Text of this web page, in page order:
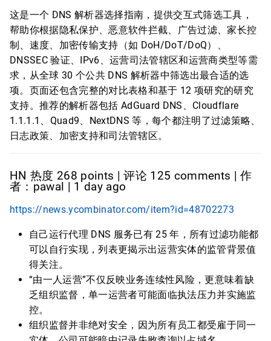
这是一个 DNS 解析器选择指南，提供交互式筛选工具，
帮助你根据隐私保护、恶意软件拦截、广告过滤、家长控
制、速度、加密传输支持（如 DoH/DoT/DoQ）、
DNSSEC 验证、IPv6、运营司法管辖区和运营商类型等需
求，从全球 30 个公共 DNS 解析器中筛选出最合适的选
项。页面还包含完整的对比表格和基于 12 项研究的研究
支持。推荐的解析器包括 AdGuard DNS、Cloudflare
1.1.1.1、Quad9、NextDNS 等，每个都注明了过滤策略、
日志政策、加密支持和司法管辖区。
HN 热度 268 points | 评论 125 comments | 作
者：pawal | 1 day ago
https://news.ycombinator.com/item?id=48702273
自己运行代理 DNS 服务已有 25 年，所有过滤功能都
可以自行实现，列表更揭示出运营实体的监管背景值
得关注。
“由一人运营”不仅反映业务连续性风险，更意味着缺
乏组织监督，单一运营者可能面临执法压力并实施监
控。
组织监督并非绝对安全，因为所有员工都受雇于同一